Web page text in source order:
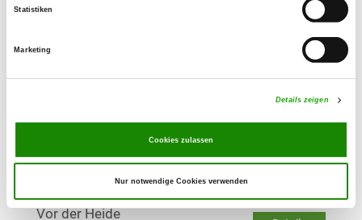
Statistiken
Marketing
Details zeigen
Cookies zulassen
Nur notwendige Cookies verwenden
OG - Eckartsberga
Details
06648 Thüsdorf
Am Waldhaus
07387 Krölpa - Zella
OG - Birkigt
Vor der Heide